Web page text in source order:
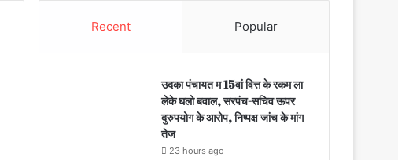
Recent Popular
उदका पंचायत म 15वां वित्त के रकम ला
लेके घलो बवाल, सरपंच-सचिव ऊपर
दुरुपयोग के आरोप, निष्पक्ष जांच के मांग
तेज
23 hours ago